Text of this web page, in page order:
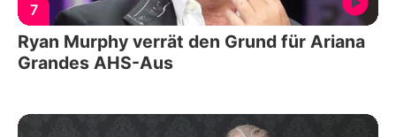
7
Ryan Murphy verrät den Grund für Ariana
Grandes AHS-Aus